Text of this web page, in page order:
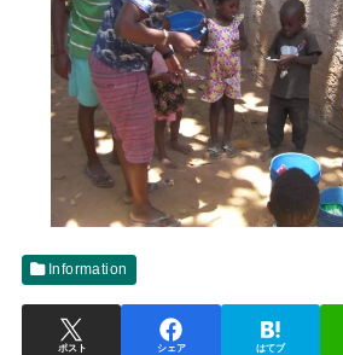
Information
ポスト シェア はてブ